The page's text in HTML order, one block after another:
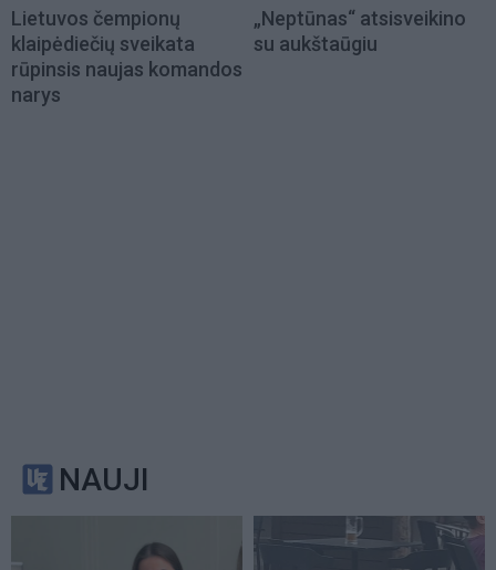
Lietuvos čempionų
klaipėdiečių sveikata
rūpinsis naujas komandos
narys
„Neptūnas“ atsisveikino
su aukštaūgiu
NAUJI